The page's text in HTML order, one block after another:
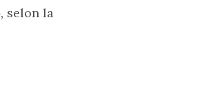
selon la